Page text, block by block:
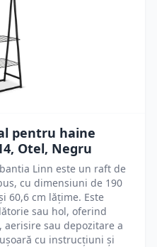
pentru haine
Otel, Negru
Linn este un raft de
cu dimensiuni de 190
60,6 cm lățime. Este
sau hol, oferind
sau depozitare a
cu instrucțiuni și